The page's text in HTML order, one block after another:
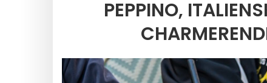
PEPPINO,